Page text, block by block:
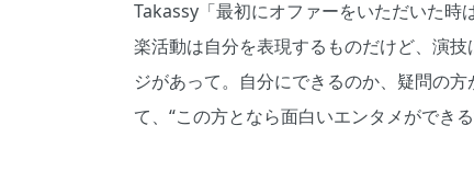
Takassy「最初にオファーをいただいた時
楽活動は自分を表現するものだけど、演
ジがあって。自分にできるのか、疑問の
て、“この方となら面白いエンタメができ